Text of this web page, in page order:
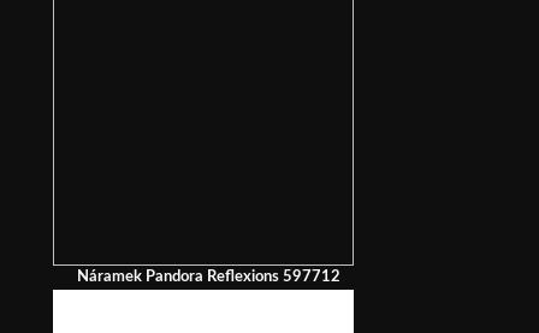
Náramek Pandora Reflexions 597712